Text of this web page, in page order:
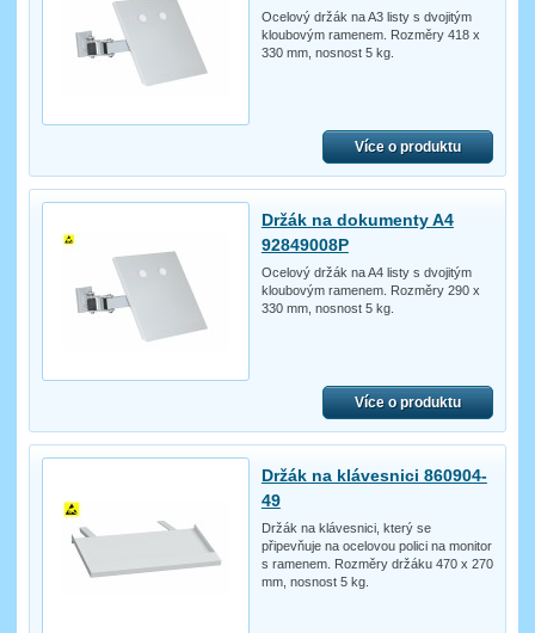
Ocelový držák na A3 listy s dvojitým
kloubovým ramenem. Rozměry 418 x
330 mm, nosnost 5 kg.
Více o produktu
Držák na dokumenty A4
92849008P
Ocelový držák na A4 listy s dvojitým
kloubovým ramenem. Rozměry 290 x
330 mm, nosnost 5 kg.
Více o produktu
Držák na klávesnici 860904-
49
Držák na klávesnici, který se
připevňuje na ocelovou polici na monitor
s ramenem. Rozměry držáku 470 x 270
mm, nosnost 5 kg.